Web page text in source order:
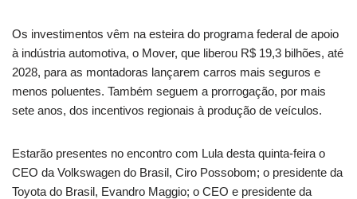
Os investimentos vêm na esteira do programa federal de apoio
à indústria automotiva, o Mover, que liberou R$ 19,3 bilhões, até
2028, para as montadoras lançarem carros mais seguros e
menos poluentes. Também seguem a prorrogação, por mais
sete anos, dos incentivos regionais à produção de veículos.
Estarão presentes no encontro com Lula desta quinta-feira o
CEO da Volkswagen do Brasil, Ciro Possobom; o presidente da
Toyota do Brasil, Evandro Maggio; o CEO e presidente da